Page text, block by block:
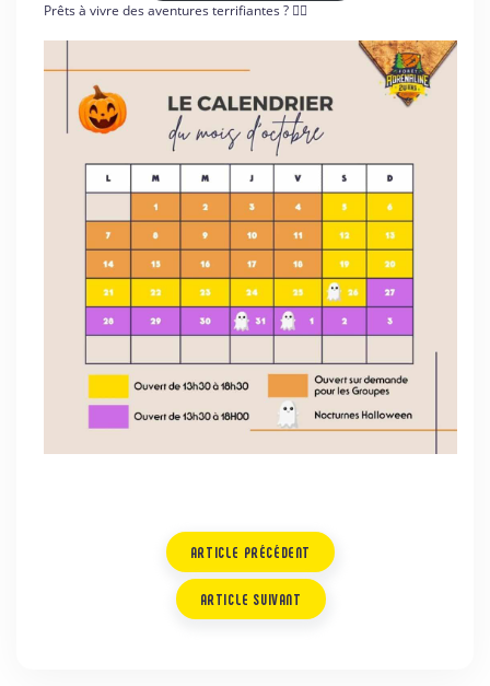
Prêts à vivre des aventures terrifiantes ? 🧛‍♂️
ARTICLE PRÉCÉDENT
ARTICLE SUIVANT